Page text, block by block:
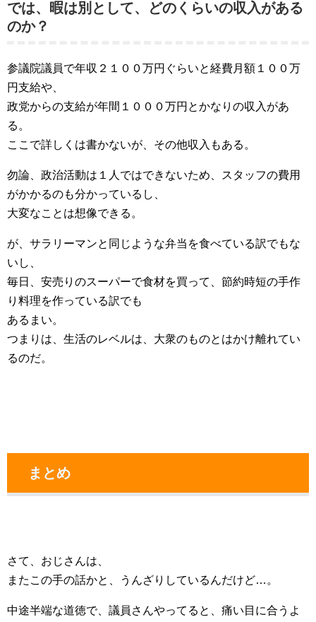
では、暇は別として、どのくらいの収入がある
のか？
参議院議員で年収２１００万円ぐらいと経費月額１００万
円支給や、
政党からの支給が年間１０００万円とかなりの収入があ
る。
ここで詳しくは書かないが、その他収入もある。
勿論、政治活動は１人ではできないため、スタッフの費用
がかかるのも分かっているし、
大変なことは想像できる。
が、サラリーマンと同じような弁当を食べている訳でもな
いし、
毎日、安売りのスーパーで食材を買って、節約時短の手作
り料理を作っている訳でも
あるまい。
つまりは、生活のレベルは、大衆のものとはかけ離れてい
るのだ。
まとめ
さて、おじさんは、
またこの手の話かと、うんざりしているんだけど…。
中途半端な道徳で、議員さんやってると、痛い目に合うよ